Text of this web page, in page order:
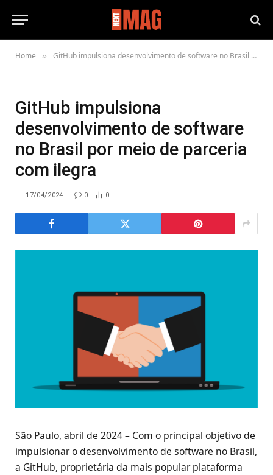
Home » GitHub impulsiona desenvolvimento de software no Brasil por meio de parceria com ilegra
GitHub impulsiona
desenvolvimento de software
no Brasil por meio de parceria
com ilegra
17/04/2024 0 0
São Paulo, abril de 2024 – Com o principal objetivo de
impulsionar o desenvolvimento de software no Brasil,
a GitHub, proprietária da mais popular plataforma